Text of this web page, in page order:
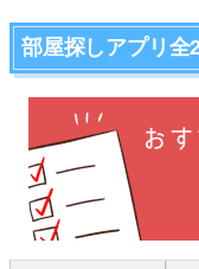
部屋探しアプリ全